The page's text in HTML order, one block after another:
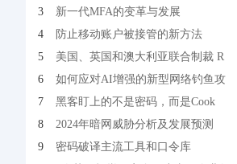
3
新一代MFA的变革与发展
4
防止移动账户被接管的新方法
5
美国、英国和澳大利亚联合制裁 R
6
如何应对AI增强的新型网络钓鱼攻
7
黑客盯上的不是密码，而是Cook
8
2024年暗网威胁分析及发展预测
9
密码破译主流工具和口令库